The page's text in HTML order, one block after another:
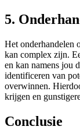
5.
Het onderhandelen
kan complex zijn.
en kan namens jou
identificeren van
overwinnen.
krijgen en
Conclusie